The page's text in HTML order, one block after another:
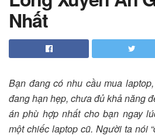
Nhất
Bạn đang có nhu cầu mua
đang hạn hẹp, chưa đủ khả năng
án phù hợp nhất cho bạn ngay
một chiếc laptop cũ. Người ta nói